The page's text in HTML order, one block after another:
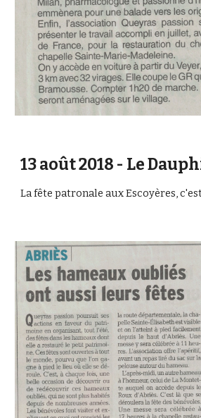
13 août 2018 - Le
La fête patronale aux Escoyères,